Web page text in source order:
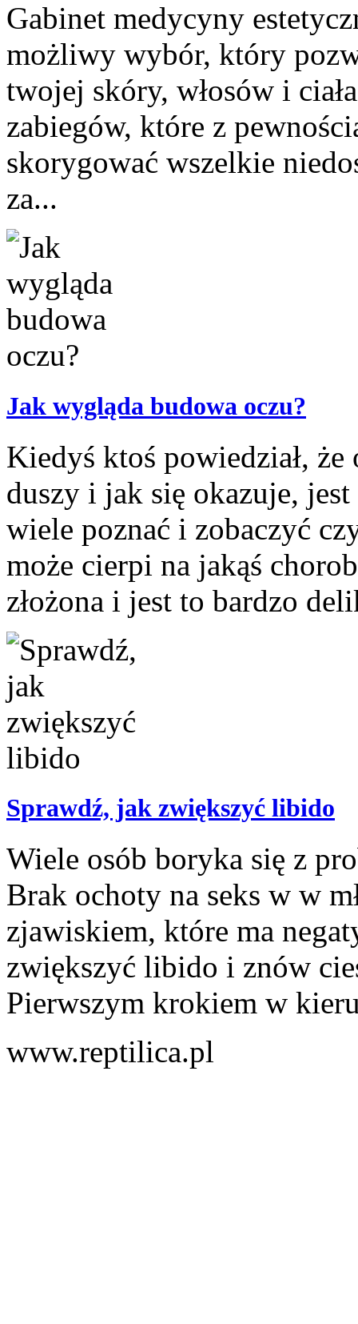
Gabinet medycyny
możliwy wybór, który
twojej skóry, włosów i
zabiegów, które z
skorygować wszelkie
za...
Jak wygląda budowa oczu?
Kiedyś ktoś powiedział, że
duszy i jak się okazuje,
wiele poznać i zobaczyć
może cierpi na jakąś
złożona i jest to bardzo
Sprawdź, jak zwiększyć libido
Wiele osób boryka się z
Brak ochoty na seks w w
zjawiskiem, które ma
zwiększyć libido i znów
Pierwszym krokiem w
www.reptilica.pl